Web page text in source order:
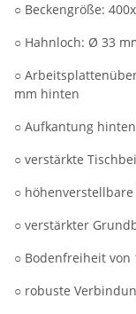
○ Beckengröße:
○ Hahnloch: Ø 33
○
mm hinten
○ Aufkantung
○ verstärkte
○
○ verstärkter
○ Bodenfreiheit von
○ robuste